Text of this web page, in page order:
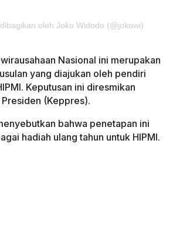
oleh Joko Widodo (@jokowi)
Nasional ini merupakan
yang diajukan oleh pendiri
Keputusan ini diresmikan
(Keppres).
bahwa penetapan ini
hadiah ulang tahun untuk HIPMI.